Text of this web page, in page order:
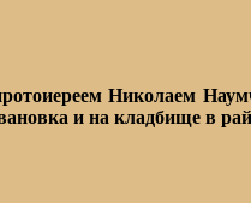
Николаем
и на кладбище в